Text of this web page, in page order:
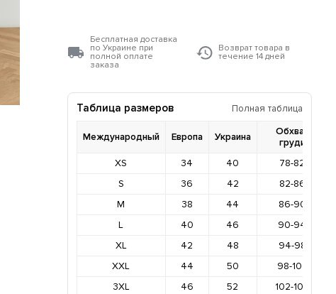
Бесплатная доставка
по Украине при
полной оплате
заказа
Возврат товара в
течение 14 дней
Таблица размеров Полная таблица
Международный Европа Украина
Обхват
груди
XS
34 40
78-82
S
36 42
82-86
M
38 44
86-90
L
40 46
90-94
XL
42 48
94-98
XXL
44 50
98-102
3XL
46 52
102-106